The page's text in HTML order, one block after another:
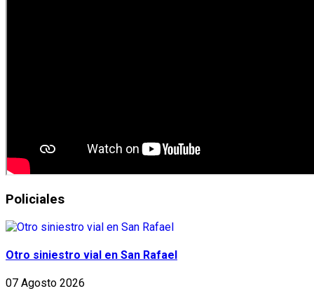
Policiales
Otro siniestro vial en San Rafael
07 Agosto 2026